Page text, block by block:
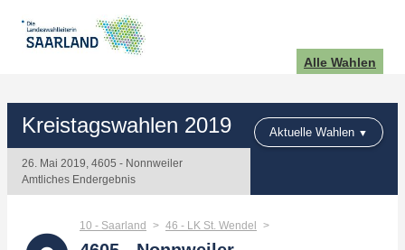
Alle Wahlen
Kreistagswahlen 2019
26. Mai 2019, 4605 - Nonnweiler
Amtliches Endergebnis
Aktuelle Wahlen
10 - Saarland 46 - LK St. Wendel